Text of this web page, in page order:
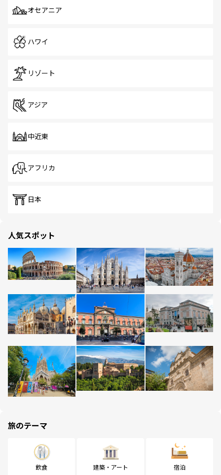
オセアニア
ハワイ
リゾート
アジア
中近東
アフリカ
日本
人気スポット
旅のテーマ
飲食 建築・アート 宿泊